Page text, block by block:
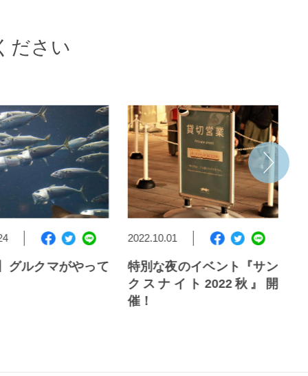
ださい
グルクマがやって
2022.10.01
特別な夜のイベント『サン
クスナイト2022秋』開
催！